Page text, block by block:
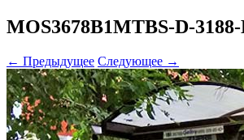
MOS3678B1MTBS-D-
← Предыдущее Следующее →